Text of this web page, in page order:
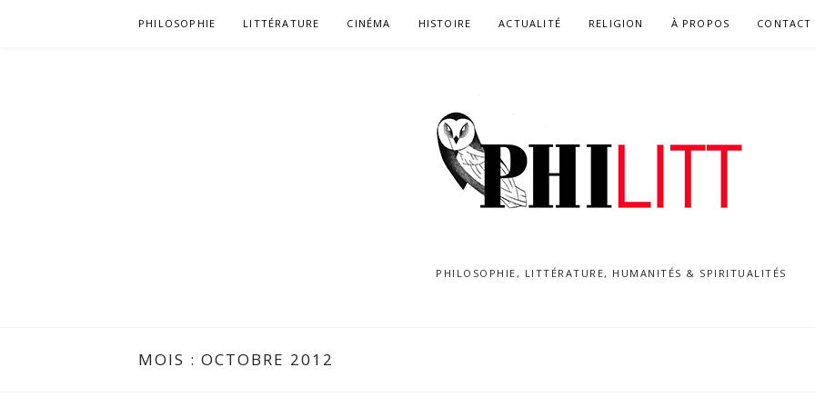
PHILOSOPHIE LITTÉRATURE CINÉMA HISTOIRE ACTUALITÉ RELIGION À PROPOS CONTACT
PHILOSOPHIE, LITTÉRATURE, HUMANITÉS & SPIRITUALITÉS
MOIS : OCTOBRE 2012